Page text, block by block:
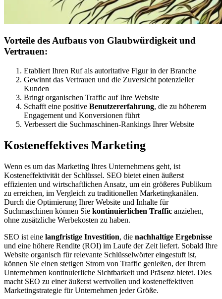
Vorteile des Aufbaus von Glaubwürdigkeit und
Vertrauen:
Etabliert Ihren Ruf als autoritative Figur in der Branche
Gewinnt das Vertrauen und die Zuversicht potenzieller
Kunden
Bringt organischen Traffic auf Ihre Website
Schafft eine positive Benutzererfahrung, die zu höherem
Engagement und Konversionen führt
Verbessert die Suchmaschinen-Rankings Ihrer Website
Kosteneffektives Marketing
Wenn es um das Marketing Ihres Unternehmens geht, ist
Kosteneffektivität der Schlüssel. SEO bietet einen äußerst
effizienten und wirtschaftlichen Ansatz, um ein größeres Publikum
zu erreichen, im Vergleich zu traditionellen Marketingkanälen.
Durch die Optimierung Ihrer Website und Inhalte für
Suchmaschinen können Sie kontinuierlichen Traffic anziehen,
ohne zusätzliche Werbekosten zu haben.
SEO ist eine langfristige Investition, die nachhaltige Ergebnisse
und eine höhere Rendite (ROI) im Laufe der Zeit liefert. Sobald Ihre
Website organisch für relevante Schlüsselwörter eingestuft ist,
können Sie einen stetigen Strom von Traffic genießen, der Ihrem
Unternehmen kontinuierliche Sichtbarkeit und Präsenz bietet. Dies
macht SEO zu einer äußerst wertvollen und kosteneffektiven
Marketingstrategie für Unternehmen jeder Größe.